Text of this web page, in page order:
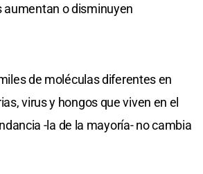
o disminuyen
de moléculas diferentes en
virus y hongos que viven en el
-la de la mayoría- no cambia